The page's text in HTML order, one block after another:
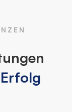
Erfolg